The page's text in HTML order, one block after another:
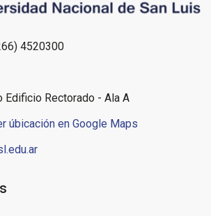
4520300
Edificio Rectorado - Ala A
úbicación en Google Maps